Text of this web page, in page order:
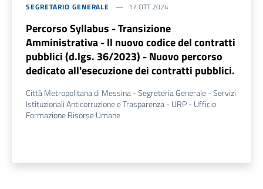
SEGRETARIO GENERALE 17 OTT 2024
Percorso Syllabus - Transizione
Amministrativa - ll nuovo codice del contratti
pubblici (d.lgs. 36/2023) - Nuovo percorso
dedicato all'esecuzione dei contratti pubblici.
Città Metropolitana di Messina - Segreteria Generale - Servizi
Istituzionali Anticorruzione e Trasparenza - URP - Ufficio
Formazione Risorse Umane